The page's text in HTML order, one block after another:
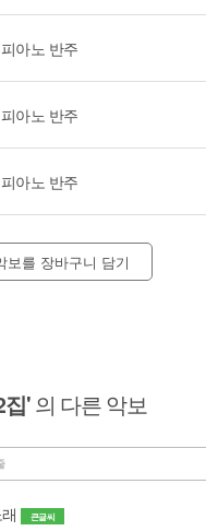
아노 반주
아노 반주
아노 반주
보를 장바구니 담기
집'의 다른 악보
큰글씨